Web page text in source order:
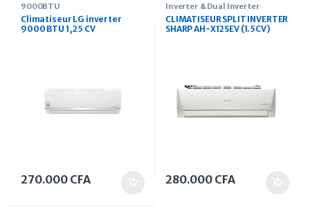
9000BTU
Climatiseur LG inverter
9000 BTU 1,25 CV
270.000 CFA
Inverter & Dual Inverter
CLIMATISEUR SPLIT INVERTER
SHARP AH-X12SEV (1.5CV)
280.000 CFA